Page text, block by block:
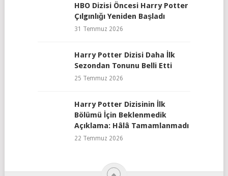
HBO Dizisi Öncesi Harry Potter
Çılgınlığı Yeniden Başladı
31 Temmuz 2026
Harry Potter Dizisi Daha İlk
Sezondan Tonunu Belli Etti
25 Temmuz 2026
Harry Potter Dizisinin İlk
Bölümü İçin Beklenmedik
Açıklama: Hâlâ Tamamlanmadı
22 Temmuz 2026